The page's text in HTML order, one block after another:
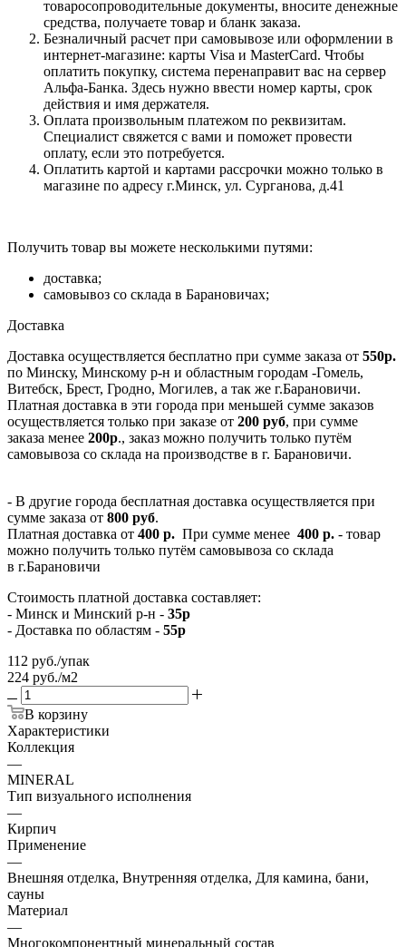
товаросопроводительные документы, вносите денежные
средства, получаете товар и бланк заказа.
Безналичный расчет при самовывозе или оформлении в
интернет-магазине: карты Visa и MasterCard. Чтобы
оплатить покупку, система перенаправит вас на сервер
Альфа-Банка. Здесь нужно ввести номер карты, срок
действия и имя держателя.
Оплата произвольным платежом по реквизитам.
Специалист свяжется с вами и поможет провести
оплату, если это потребуется.
Оплатить картой и картами рассрочки можно только в
магазине по адресу г.Минск, ул. Сурганова, д.41
Получить товар вы можете несколькими путями:
доставка;
самовывоз со склада в Барановичах;
Доставка
Доставка осуществляется бесплатно при сумме заказа от 550р.
по Минску, Минскому р-н и областным городам -Гомель,
Витебск, Брест, Гродно, Могилев, а так же г.Барановичи.
Платная доставка в эти города при меньшей сумме заказов
осуществляется только при заказе от 200 руб, при сумме
заказа менее 200р., заказ можно получить только путём
самовывоза со склада на производстве в г. Барановичи.
- В другие города бесплатная доставка осуществляется при
сумме заказа от 800 руб.
Платная доставка от 400 р. При сумме менее 400 р. - товар
можно получить только путём самовывоза со склада
в г.Барановичи
Стоимость платной доставка составляет:
- Минск и Минский р-н - 35р
- Доставка по областям - 55р
112 руб./упак
224 руб./м2
В корзину
Характеристики
Коллекция
—
MINERAL
Тип визуального исполнения
—
Кирпич
Применение
—
Внешняя отделка, Внутренняя отделка, Для камина, бани,
сауны
Материал
—
Многокомпонентный минеральный состав